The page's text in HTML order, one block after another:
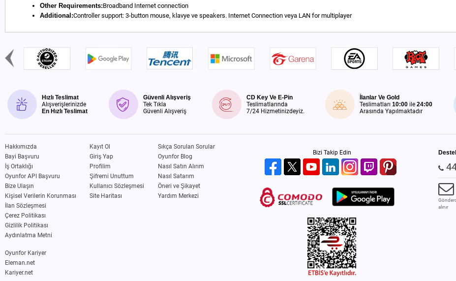
Other Requirements:Broadband Internet connection
Additional:Controller support: 3-button mouse, klavye ve speakers. Internet Connection veya LAN for multiplayer
Hızlı Teslimat
Alışverişlerinizde
En Hızlı Teslimat
Güvenli Alışveriş
Tek Tıkla
Güvenli Alışveriş
CD Key Ve E-Pin
Teslimatlarında
7/24 Hizmetinizdeyiz.
İlanlar Ve Gold
Teslimatları10:00 ile24:00
Arasında Yapılmaktadır
Hakkımızda
Bayi Başvuru
İş Ortaklığı
Oyunfor API Başvuru
Bize Ulaşın
Kişisel Verilerin Korunması
İlan Sözleşmesi
Çerez Politikası
Gizlilik Politikası
Aydınlatma Metni
Kayıt Ol
Giriş Yap
Profilim
Şifremi Unuttum
Kullanıcı Sözleşmesi
Site Haritası
Sıkça Sorulan Sorular
Oyunfor Blog
Nasıl Satın Alırım
Nasıl Satarım
Öneri ve Şikayet
Yardım Merkezi
Oyunfor Kariyer
Eleman.net
Kariyer.net
Bizi Takip Edin
alınır